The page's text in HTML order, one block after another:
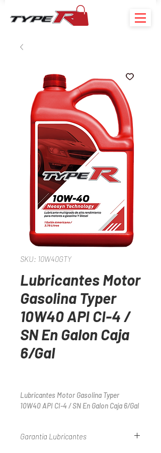
SKU: 10W40GTY
Lubricantes Motor
Gasolina Typer
10W40 API CI-4 /
SN En Galon Caja
6/Gal
Lubricantes Motor Gasolina Typer
10W40 API CI-4 / SN En Galon Caja 6/Gal
Garantia Lubricantes